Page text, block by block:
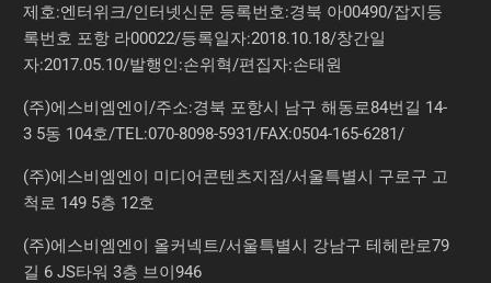
제호:엔터위크/인터넷신문 등록번호:경북 아00490/잡지등
록번호 포항 라00022/등록일자:2018.10.18/창간일
자:2017.05.10/발행인:손위혁/편집자:손태원
(주)에스비엠엔이/주소:경북 포항시 남구 해동로84번길 14-
3 5동 104호/TEL:070-8098-5931/FAX:0504-165-6281/
(주)에스비엠엔이 미디어콘텐츠지점/서울특별시 구로구 고
척로 149 5층 12호
(주)에스비엠엔이 올커넥트/서울특별시 강남구 테헤란로79
길 6 JS타워 3층 브이946